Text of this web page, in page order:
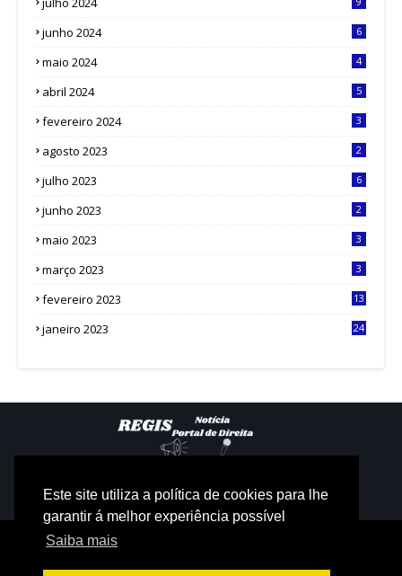
Este site utiliza a política de cookies para lhe
garantir á melhor experiência possível
Saiba mais
junho 2024 6
maio 2024 4
abril 2024 5
fevereiro 2024 3
agosto 2023 2
julho 2023 6
junho 2023 2
maio 2023 3
março 2023 3
fevereiro 2023 13
janeiro 2023 24
PAGINA INICIAL
POLÍTICA DE PRIVACIDADE